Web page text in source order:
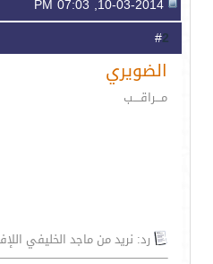
2
الضويري
مـــراقــــب
رد: نريد من ماجد الخليفي